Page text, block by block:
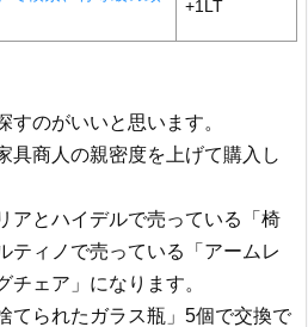
+1LT
のがいいと思います。
具商人の親密度を上げて購入し
アとハイデルで売っている「椅
ティノで売っている「アームレ
チェア」になります。
てられたガラス瓶」5個で交換で